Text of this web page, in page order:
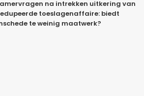
na intrekken uitkering van
toeslagenaffaire: biedt
te weinig maatwerk?